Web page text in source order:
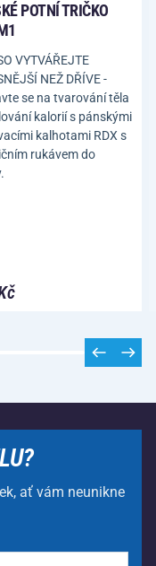
POTNÍ TRIČKO
VYTVÁŘEJTE
NEŽ DŘÍVE -
se na tvarování těla
kalorií s pánskými
kalhotami RDX s
rukávem do
ať vám neunikne